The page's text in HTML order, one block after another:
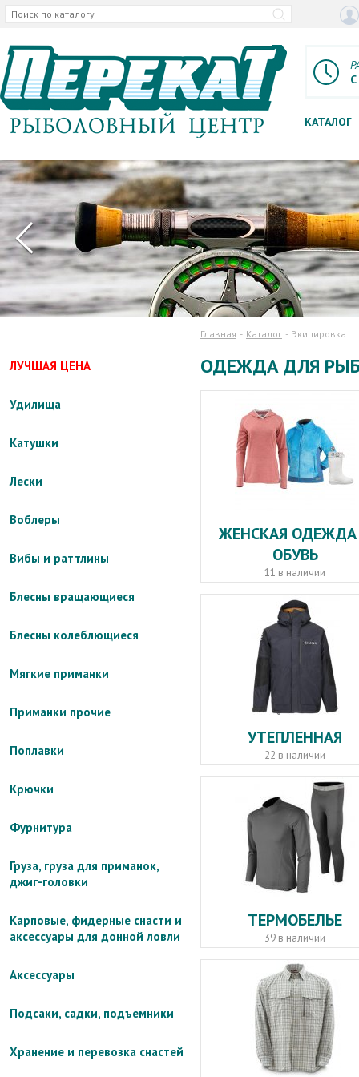
КАТАЛОГ
ЛУЧШАЯ ЦЕНА
Удилища
Катушки
Лески
Воблеры
Вибы и раттлины
Блесны вращающиеся
Блесны колеблющиеся
Мягкие приманки
Приманки прочие
Поплавки
Крючки
Фурнитура
Груза, груза для приманок,
джиг-головки
Карповые, фидерные снасти и
аксессуары для донной ловли
Аксессуары
Подсаки, садки, подъемники
Хранение и перевозка снастей
Главная Каталог Экипировка
ОДЕЖДА ДЛЯ
ЖЕНСКАЯ
ОБУВЬ
11 в наличии
УТЕПЛЕННАЯ
22 в наличии
ТЕРМОБЕЛЬЕ
39 в наличии